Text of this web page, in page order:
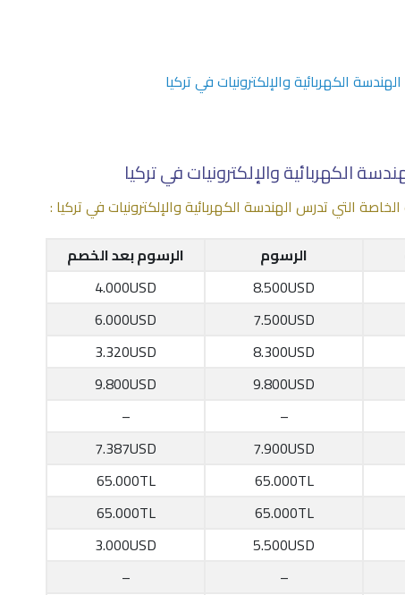
الكهربائية والإلكترونيات في تركيا
الكهربائية والإلكترونيات في تركيا
التي تدرس الهندسة الكهربائية والإلكترونيات في تركيا :
الرسوم
الرسوم بعد الخصم
8.500USD
4.000USD
7.500USD
6.000USD
8.300USD
3.320USD
9.800USD
9.800USD
–
–
7.900USD
7.387USD
65.000TL
65.000TL
65.000TL
65.000TL
5.500USD
3.000USD
–
–